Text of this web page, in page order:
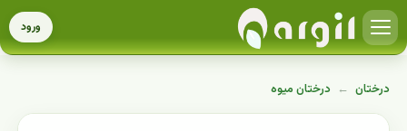
ورود
درختان ← درختان میوه